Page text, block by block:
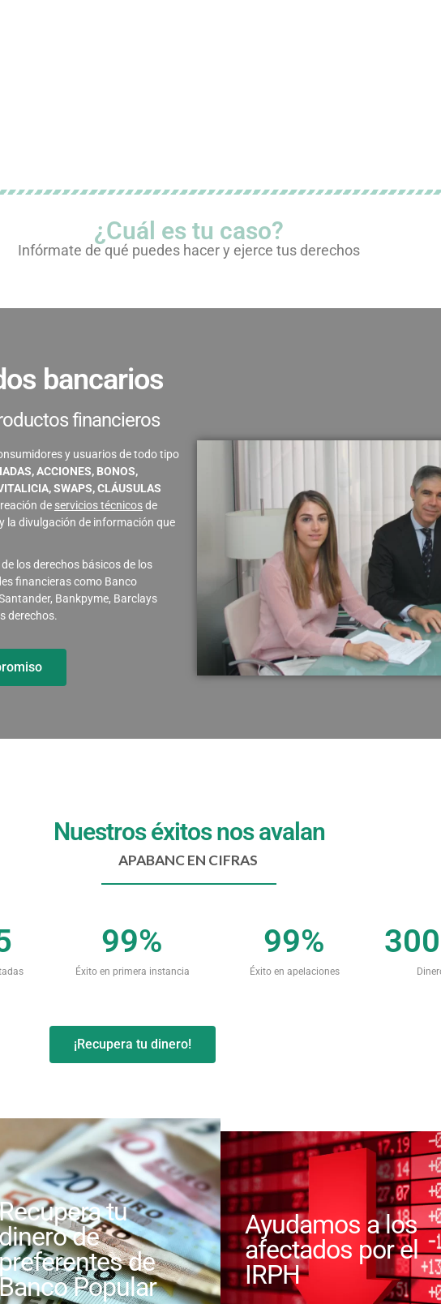
¿Cuál es tu caso?
Infórmate de qué puedes hacer y ejerce tus derechos
bancarios
financieros
y usuarios de todo tipo
ACCIONES, BONOS,
SWAPS, CLÁUSULAS
de servicios técnicosde
y la divulgación de información que
los derechos básicos de los
financieras como Banco
Bankpyme, Barclays
derechos.
Nuestros éxitos nos avalan
APABANC EN CIFRAS
Éxito en primera instancia
99%
Éxito en apelaciones
99% 300
¡Recupera tu dinero!
tu
de
de
Popular
Ayudamos a los
afectados por el
IRPH